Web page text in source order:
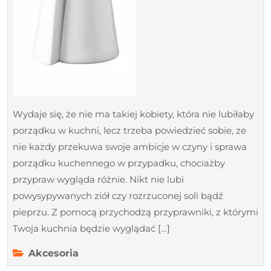
Wydaje się, że nie ma takiej kobiety, która nie lubiłaby
porządku w kuchni, lecz trzeba powiedzieć sobie, ze
nie każdy przekuwa swoje ambicje w czyny i sprawa
porządku kuchennego w przypadku, chociażby
przypraw wygląda różnie. Nikt nie lubi
powysypywanych ziół czy rozrzuconej soli bądź
pieprzu. Z pomocą przychodzą przyprawniki, z którymi
Twoja kuchnia będzie wyglądać […]
Akcesoria